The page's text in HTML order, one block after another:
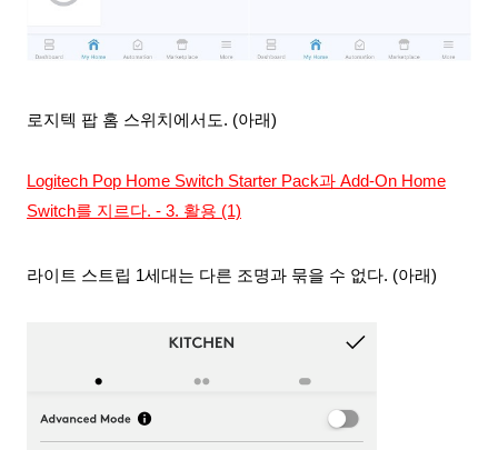
로지텍 팝 홈 스위치에서도. (아래)
Logitech Pop Home Switch Starter Pack과 Add-On Home
Switch를 지르다. - 3. 활용 (1)
라이트 스트립 1세대는 다른 조명과 묶을 수 없다. (아래)